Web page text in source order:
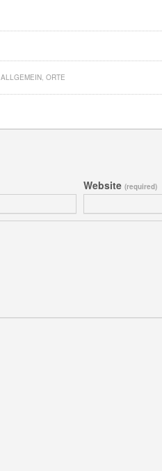
ALLGEMEIN, ORTE
Website (required)